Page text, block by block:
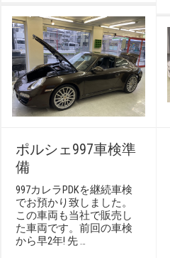
ポルシェ997車検準
備
997カレラPDKを継続車検
でお預かり致しました。
この車両も当社で販売し
た車両です。前回の車検
から早2年! 先 …